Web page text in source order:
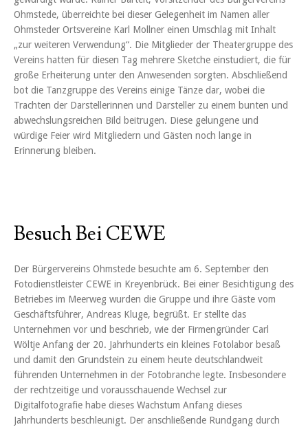
Ohmstede, überreichte bei dieser Gelegenheit im Namen aller
Ohmsteder Ortsvereine Karl Mollner einen Umschlag mit Inhalt
„zur weiteren Verwendung“. Die Mitglieder der Theatergruppe des
Vereins hatten für diesen Tag mehrere Sketche einstudiert, die für
große Erheiterung unter den Anwesenden sorgten. Abschließend
bot die Tanzgruppe des Vereins einige Tänze dar, wobei die
Trachten der Darstellerinnen und Darsteller zu einem bunten und
abwechslungsreichen Bild beitrugen. Diese gelungene und
würdige Feier wird Mitgliedern und Gästen noch lange in
Erinnerung bleiben.
Besuch Bei CEWE
Der Bürgervereins Ohmstede besuchte am 6. September den
Fotodienstleister CEWE in Kreyenbrück. Bei einer Besichtigung des
Betriebes im Meerweg wurden die Gruppe und ihre Gäste vom
Geschäftsführer, Andreas Kluge, begrüßt. Er stellte das
Unternehmen vor und beschrieb, wie der Firmengründer Carl
Wöltje Anfang der 20. Jahrhunderts ein kleines Fotolabor besaß
und damit den Grundstein zu einem heute deutschlandweit
führenden Unternehmen in der Fotobranche legte. Insbesondere
der rechtzeitige und vorausschauende Wechsel zur
Digitalfotografie habe dieses Wachstum Anfang dieses
Jahrhunderts beschleunigt. Der anschließende Rundgang durch